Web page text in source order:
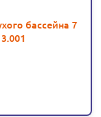
бассейна 7